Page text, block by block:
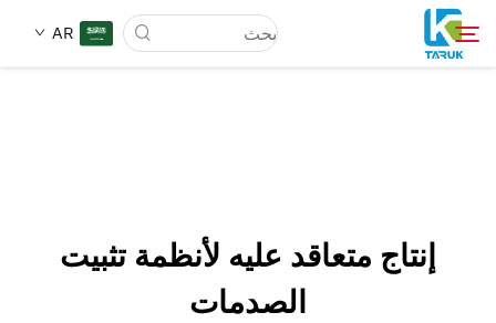
AR
القدرات
إنتاج متعاقد عليه لأنظمة تثبيت
الصدمات